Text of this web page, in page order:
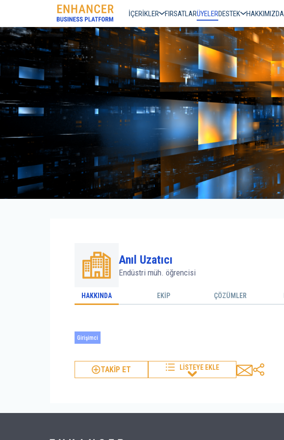
İÇERİKLER FIRSATLARÜYELERDESTEK HAKKIMIZDA
Anıl Uzatıcı
Endüstri müh. öğrencisi
HAKKINDA EKİP ÇÖZÜMLER
Girişimci
TAKİP ET LİSTEYE EKLE